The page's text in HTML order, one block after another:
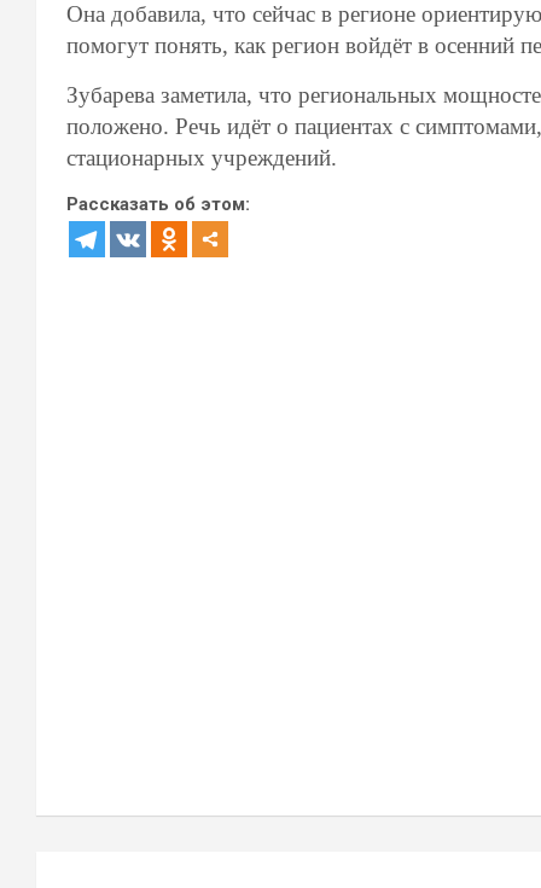
Она добавила, что сейчас в регионе
помогут понять, как регион войдёт в осенний
Зубарева заметила, что региональных
положено. Речь идёт о пациентах с
стационарных учреждений.
Рассказать об этом: